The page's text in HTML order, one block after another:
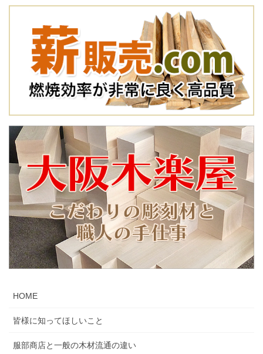
HOME
皆様に知ってほしいこと
服部商店と一般の木材流通の違い